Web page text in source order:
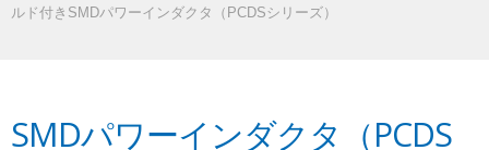
ルド付きSMDパワーインダクタ（PCDSシリーズ）
SMDパワーインダクタ（PCDS